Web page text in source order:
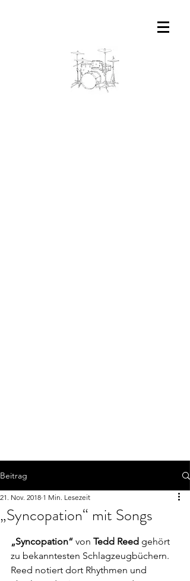
Beitrag
„Syncopation“ mit Songs
21. Nov. 2018 1 Min. Lesezeit
„Syncopation“ von Tedd Reed gehört
zu bekanntesten Schlagzeugbüchern.
Reed notiert dort Rhythmen und